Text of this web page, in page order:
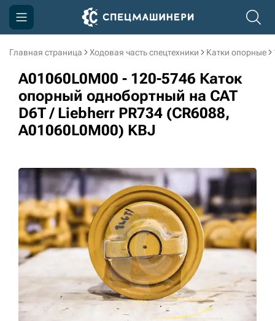
Главная страница Ходовая часть спецтехники Катки опорные
A01060L0M00 - 120-5746 Каток
опорный однобортный на CAT
D6T / Liebherr PR734 (CR6088,
A01060L0M00) KBJ
Компания
Акции
Доставка и оплата
Информация
3D тур по производству
3D тур по складам
sksale@skdst.ru
+7 (499) 394-50-93